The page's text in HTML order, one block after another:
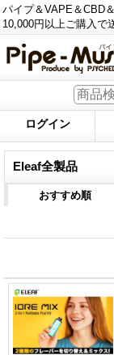
パイプ＆VAPE＆CBD
10,000円以上ご購入で
ログイン
Eleaf全製品
おすすめ順